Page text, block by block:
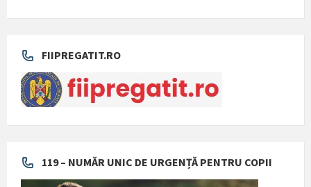
FIIPREGATIT.RO
119 – NUMĂR UNIC DE URGENȚĂ PENTRU COPII